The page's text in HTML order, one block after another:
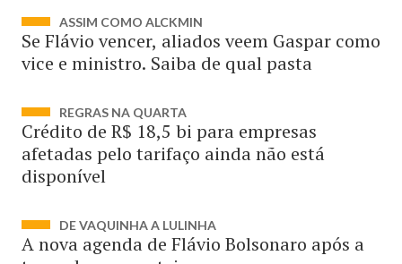
ASSIM COMO ALCKMIN
Se Flávio vencer, aliados veem Gaspar como
vice e ministro. Saiba de qual pasta
REGRAS NA QUARTA
Crédito de R$ 18,5 bi para empresas
afetadas pelo tarifaço ainda não está
disponível
DE VAQUINHA A LULINHA
A nova agenda de Flávio Bolsonaro após a